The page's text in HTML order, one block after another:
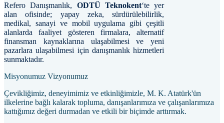
Refero Danışmanlık, ODTÜ Teknokent‘te yer
alan ofisinde; yapay zeka, sürdürülebilirlik,
medikal, sanayi ve mobil uygulama gibi çeşitli
alanlarda faaliyet gösteren firmalara, alternatif
finansman kaynaklarına ulaşabilmesi ve yeni
pazarlara ulaşabilmesi için danışmanlık hizmetleri
sunmaktadır.
Misyonumuz Vizyonumuz
Çevikliğimiz, deneyimimiz ve etkinliğimizle, M. K. Atatürk'ün
ilkelerine bağlı kalarak topluma, danışanlarımıza ve çalışanlarımıza
kattığımız değeri durmadan ve etkili bir biçimde arttırmak.